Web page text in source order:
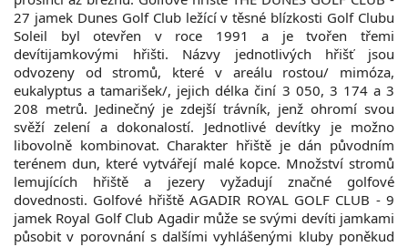
27 jamek Dunes Golf Club ležící v těsné blízkosti Golf Clubu
Soleil byl otevřen v roce 1991 a je tvořen třemi
devítijamkovými hřišti. Názvy jednotlivých hřišť jsou
odvozeny od stromů, které v areálu rostou/ mimóza,
eukalyptus a tamarišek/, jejich délka činí 3 050, 3 174 a 3
208 metrů. Jedinečný je zdejší trávník, jenž ohromí svou
svěží zelení a dokonalostí. Jednotlivé devítky je možno
libovolně kombinovat. Charakter hřiště je dán původním
terénem dun, které vytvářejí malé kopce. Množství stromů
lemujících hřiště a jezery vyžadují značné golfové
dovednosti. Golfové hřiště AGADIR ROYAL GOLF CLUB - 9
jamek Royal Golf Club Agadir může se svými devíti jamkami
působit v porovnání s dalšími vyhlášenými kluby poněkud